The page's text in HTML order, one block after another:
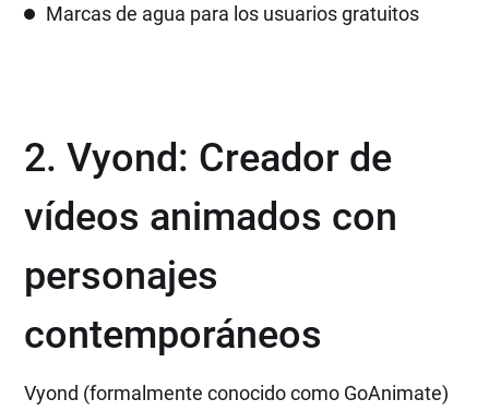
Marcas de agua para los usuarios gratuitos
2. Vyond: Creador de
vídeos animados con
personajes
contemporáneos
Vyond (formalmente conocido como GoAnimate)